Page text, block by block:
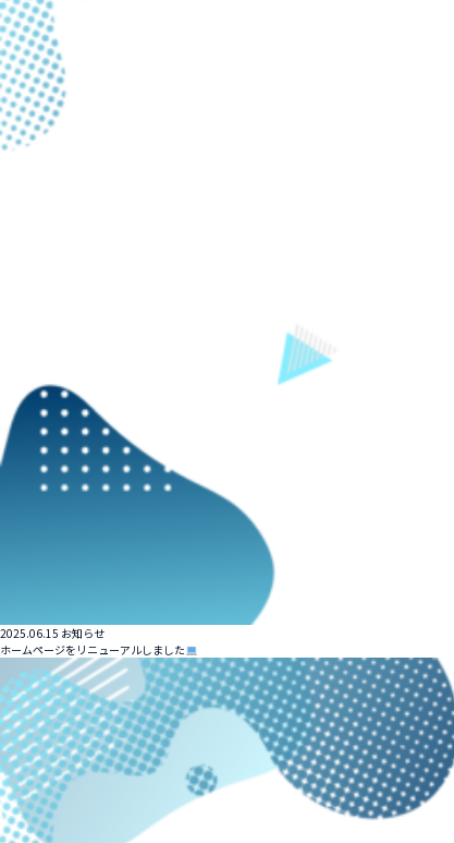
2025.06.15 お知らせ
ホームページをリニューアルしました